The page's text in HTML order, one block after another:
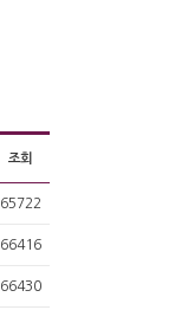
조회
65722
66416
66430